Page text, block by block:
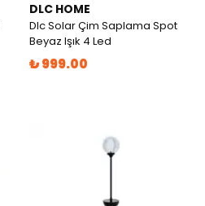
DLC HOME
Dlc Solar Çim Saplama Spot
Beyaz Işık 4 Led
₺ 999.00